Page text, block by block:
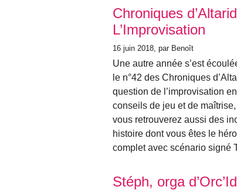
Chroniques
L’Improvisation
16 juin 2018 , par Benoît
Une autre année s’est
le n°42 des Chroniques
question de l’improvisation
conseils de jeu et de
vous retrouverez aussi des
histoire dont vous êtes le
complet avec scénario signé
Stéph, orga